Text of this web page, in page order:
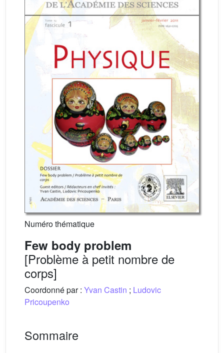
Numéro thématique
Few body problem
[Problème à petit nombre de
corps]
Coordonné par : Yvan Castin ; Ludovic
Pricoupenko
Sommaire